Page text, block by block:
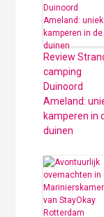
Review
camping
Duinoord
Ameland:
kamperen in
duinen